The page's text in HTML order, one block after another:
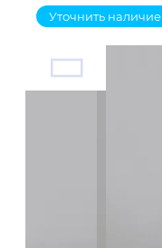
Уточнить наличие